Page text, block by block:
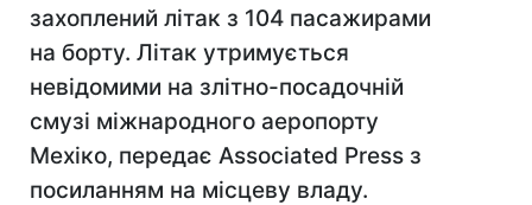
захоплений літак з 104 пасажирами
на борту. Літак утримується
невідомими на злітно-посадочній
смузі міжнародного аеропорту
Мехіко, передає Associated Press з
посиланням на місцеву владу.